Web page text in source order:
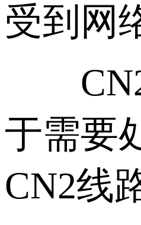
受到网
CN2
于需要
CN2线